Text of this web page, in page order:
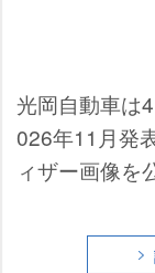
光岡自動車は
026年11月発
ィザー画像を